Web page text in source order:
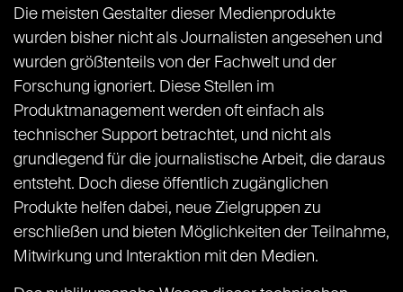
Die meisten Gestalter dieser Medienprodukte
wurden bisher nicht als Journalisten angesehen und
wurden größtenteils von der Fachwelt und der
Forschung ignoriert. Diese Stellen im
Produktmanagement werden oft einfach als
technischer Support betrachtet, und nicht als
grundlegend für die journalistische Arbeit, die daraus
entsteht. Doch diese öffentlich zugänglichen
Produkte helfen dabei, neue Zielgruppen zu
erschließen und bieten Möglichkeiten der Teilnahme,
Mitwirkung und Interaktion mit den Medien.